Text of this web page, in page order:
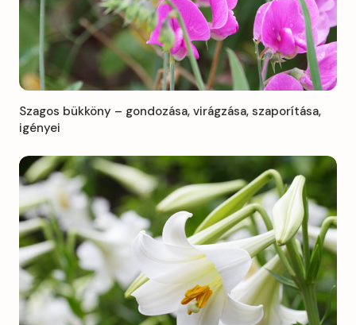
Szagos bükköny – gondozása, virágzása, szaporítása,
igényei